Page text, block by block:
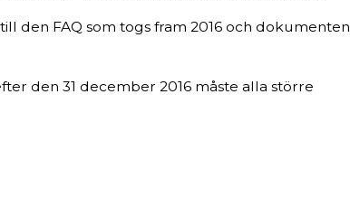
den FAQ som togs fram 2016 och dokumenten
den 31 december 2016 måste alla större